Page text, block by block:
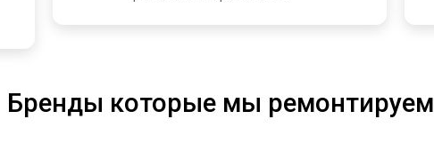
Бренды которые мы ремонтируем